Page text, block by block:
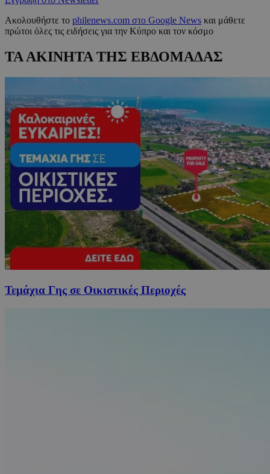
Ακολουθήστε το philenews.com στο Google News και μάθετε
πρώτοι όλες τις ειδήσεις για την Κύπρο και τον κόσμο
ΤΑ ΑΚΙΝΗΤΑ ΤΗΣ ΕΒΔΟΜΑΔΑΣ
Τεμάχια Γης σε Οικιστικές Περιοχές